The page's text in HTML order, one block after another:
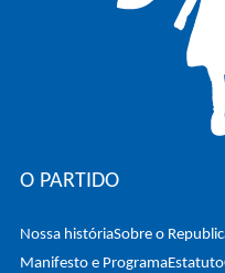
O PARTIDO
Nossa históriaSobre o
Manifesto e ProgramaEstatuto